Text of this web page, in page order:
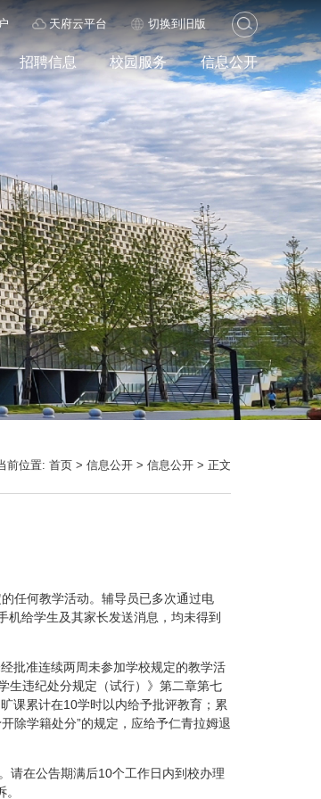
天府云平台 切换到旧版
招聘信息 校园服务 信息公开
前位置:首页 >信息公开 >信息公开 > 正文
任何教学活动。辅导员已多次通过电
给学生及其家长发送消息，均未得到
批准连续两周未参加学校规定的教学活
生违纪处分规定（试行）》第二章第七
课累计在10学时以内给予批评教育；累
除学籍处分”的规定，应给予仁青拉姆退
请在公告期满后10个工作日内到校办理